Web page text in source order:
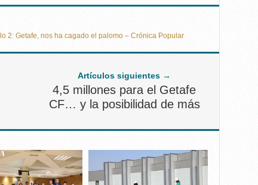
2: Getafe, nos ha cagado el palomo – Crónica Popular
Artículos siguientes →
4,5 millones para el Getafe
CF… y la posibilidad de más